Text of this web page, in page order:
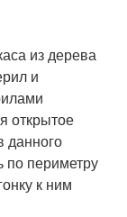
из дерева
и
открытое
данного
по периметру
к ним